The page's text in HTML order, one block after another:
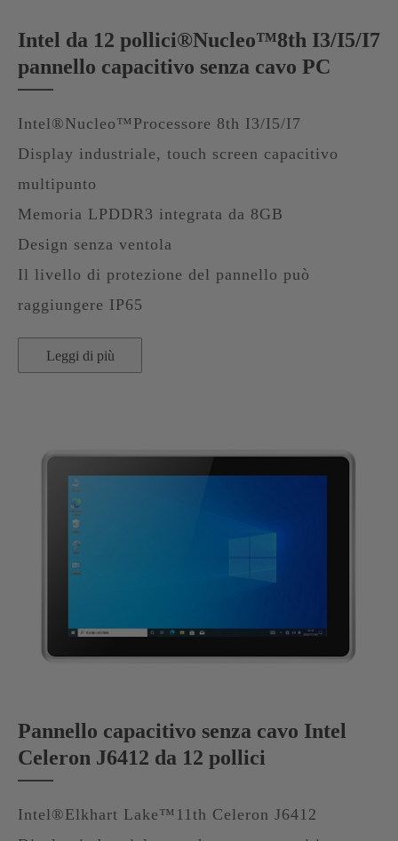
Intel da 12 pollici®Nucleo™8th I3/I5/I7
pannello capacitivo senza cavo PC
Intel®Nucleo™Processore 8th I3/I5/I7
Display industriale, touch screen capacitivo
multipunto
Memoria LPDDR3 integrata da 8GB
Design senza ventola
Il livello di protezione del pannello può
raggiungere IP65
Leggi di più
Pannello capacitivo senza cavo Intel
Celeron J6412 da 12 pollici
Intel®Elkhart Lake™11th Celeron J6412